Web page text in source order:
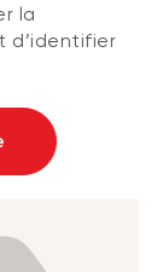
la
d’identifier